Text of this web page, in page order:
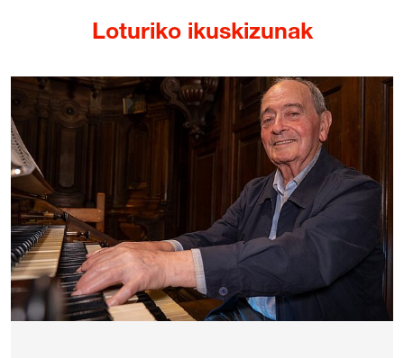
Loturiko ikuskizunak